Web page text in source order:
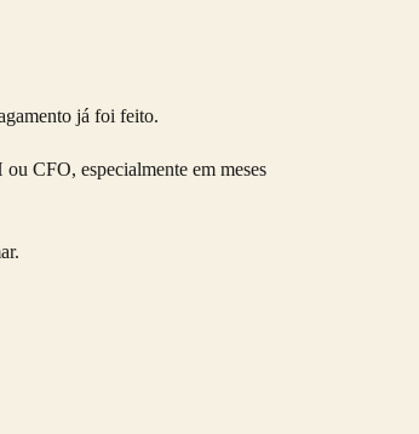
já foi feito.
CFO, especialmente em meses